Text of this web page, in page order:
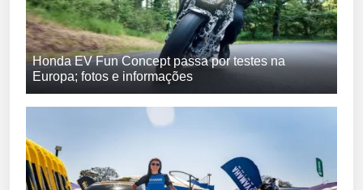
Honda EV Fun Concept passa por testes na
Europa; fotos e informações